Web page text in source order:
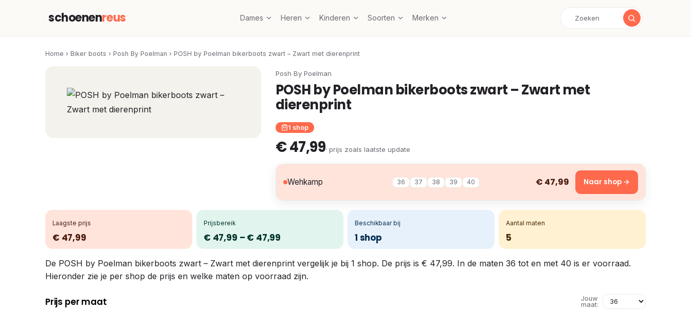
schoenenreus Dames Heren Kinderen Soorten Merken
Home › Biker boots › Posh By Poelman › POSH by Poelman bikerboots zwart – Zwart met dierenprint
Posh By Poelman
POSH by Poelman bikerboots zwart – Zwart met
dierenprint
1 shop
€ 47,99· prijs zoals laatste update
Wehkamp 36 37 38 39 40 € 47,99 Naar shop →
Laagste prijs
€ 47,99
Prijsbereik
€ 47,99 – € 47,99
Beschikbaar bij
1 shop
Aantal maten
5
De POSH by Poelman bikerboots zwart – Zwart met dierenprint vergelijk je bij 1 shop. De prijs is € 47,99. In de maten 36 tot en met 40 is er voorraad.
Hieronder zie je per shop de prijs en welke maten op voorraad zijn.
Prijs per maat
Jouw
maat: